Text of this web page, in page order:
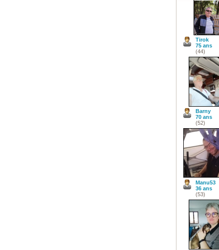
Tirok
75 ans
(44)
Barny
70 ans
(52)
Manu53
36 ans
(53)